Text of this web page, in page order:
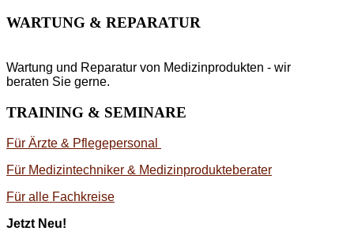
WARTUNG & REPARATUR
Wartung und Reparatur von Medizinprodukten - wir
beraten Sie gerne.
TRAINING & SEMINARE
Für Ärzte & Pflegepersonal
Für Medizintechniker & Medizinprodukteberater
Für alle Fachkreise
Jetzt Neu!